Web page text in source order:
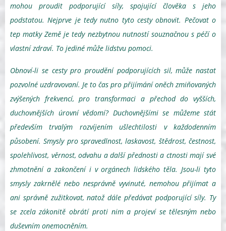
mohou proudit podporující síly, spojující člověka s jeho
podstatou. Nejprve je tedy nutno tyto cesty obnovit. Pečovat o
tep matky Země je tedy nezbytnou nutností souznačnou s péčí o
vlastní zdraví. To jediné může lidstvu pomoci.
Obnoví-li se cesty pro proudění podporujících sil, může nastat
pozvolné uzdravovaní. Je to čas pro přijímání oněch zmiňovaných
zvýšených frekvencí, pro transformaci a přechod do vyšších,
duchovnějších úrovní vědomí? Duchovnějšími se můžeme stát
především trvalým rozvíjením ušlechtilosti v každodenním
působení. Smysly pro spravedlnost, laskavost, štědrost, čestnost,
spolehlivost, věrnost, odvahu a další přednosti a ctnosti mají své
zhmotnění a zakončení i v orgánech lidského těla. Jsou-li tyto
smysly zakrnělé nebo nesprávně vyvinuté, nemohou přijímat a
ani správně zužitkovat, natož dále předávat podporující síly. Ty
se zcela zákonitě obrátí proti nim a projeví se tělesným nebo
duševním onemocněním.